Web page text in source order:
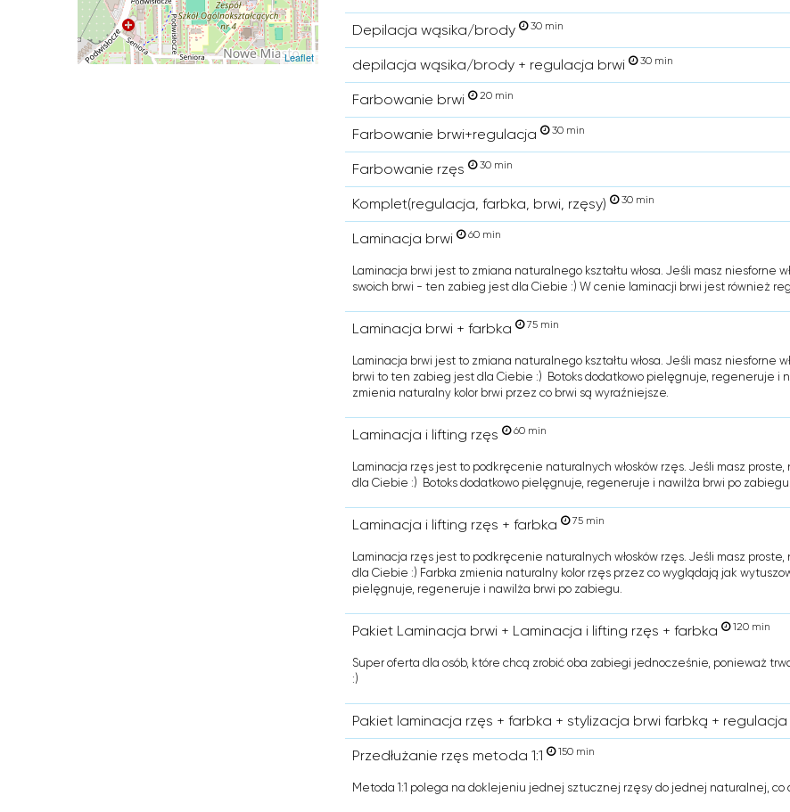
Leaflet
Depilacja wąsika/brody 30 min
depilacja wąsika/brody + regulacja brwi 30 min
Farbowanie brwi 20 min
Farbowanie brwi+regulacja 30 min
Farbowanie rzęs 30 min
Komplet(regulacja, farbka, brwi, rzęsy) 30 min
Laminacja brwi 60 min
Laminacja brwi jest to zmiana naturalnego kształtu włosa. Jeśli masz niesforne
swoich brwi - ten zabieg jest dla Ciebie :) W cenie laminacji brwi jest również
Laminacja brwi + farbka 75 min
Laminacja brwi jest to zmiana naturalnego kształtu włosa. Jeśli masz niesforne
brwi to ten zabieg jest dla Ciebie :) Botoks dodatkowo pielęgnuje, regeneruje i
zmienia naturalny kolor brwi przez co brwi są wyraźniejsze.
Laminacja i lifting rzęs 60 min
Laminacja rzęs jest to podkręcenie naturalnych włosków rzęs. Jeśli masz
dla Ciebie :) Botoks dodatkowo pielęgnuje, regeneruje i nawilża brwi po zabiegu.
Laminacja i lifting rzęs + farbka 75 min
Laminacja rzęs jest to podkręcenie naturalnych włosków rzęs. Jeśli masz
dla Ciebie :) Farbka zmienia naturalny kolor rzęs przez co wyglądają jak
pielęgnuje, regeneruje i nawilża brwi po zabiegu.
Pakiet Laminacja brwi + Laminacja i lifting rzęs + farbka 120 min
Super oferta dla osób, które chcą zrobić oba zabiegi jednocześnie, ponieważ
:)
Pakiet laminacja rzęs + farbka + stylizacja brwi farbką + regulacja
Przedłużanie rzęs metoda 1:1 150 min
Metoda 1:1 polega na doklejeniu jednej sztucznej rzęsy do jednej naturalnej,